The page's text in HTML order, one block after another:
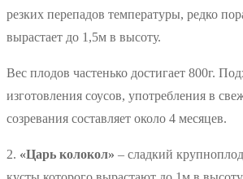
резких перепадов температуры, редко
вырастает до 1,5м в высоту.
Вес плодов частенько достигает 800г.
изготовления соусов, употребления в
созревания составляет около 4 месяцев.
2. «Царь колокол» – сладкий